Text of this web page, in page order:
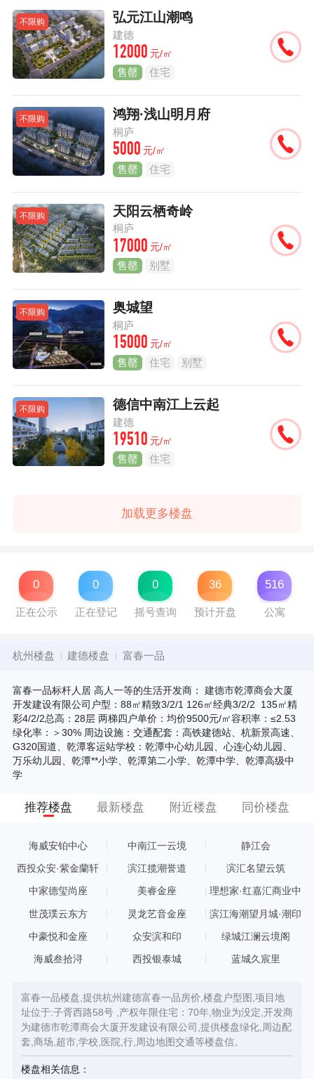
不限购 弘元江山潮鸣
建德
12000 元/㎡
售罄 住宅
不限购 鸿翔·浅山明月府
桐庐
5000 元/㎡
售罄 住宅
不限购 天阳云栖奇岭
桐庐
17000 元/㎡
售罄 别墅
不限购 奥城望
桐庐
15000 元/㎡
售罄 住宅 别墅
不限购 德信中南江上云起
建德
19510 元/㎡
售罄 住宅
加载更多楼盘
0
正在公示
0
正在登记
0
摇号查询
36
预计开盘
516
公寓
杭州楼盘 建德楼盘 富春一品
富春一品标杆人居 高人一等的生活开发商： 建德市乾潭商会大厦
开发建设有限公司户型：88㎡精致3/2/1 126㎡经典3/2/2 135㎡精
彩4/2/2总高：28层 两梯四户单价：均价9500元/㎡容积率：≤2.53
绿化率：＞30% 周边设施：交通配套：高铁建德站、杭新景高速、
G320国道、乾潭客运站学校：乾潭中心幼儿园、心连心幼儿园、
万乐幼儿园、乾潭**小学、乾潭第二小学、乾潭中学、乾潭高级中
学
推荐楼盘 最新楼盘 附近楼盘 同价楼盘
海威安铂中心 中南江一云境 静江会
西投众安·紫金蘭轩 滨江揽潮誉道 滨汇名望云筑
中家德玺尚座 美睿金座
理想家·红嘉汇商业中
世茂璞云东方 灵龙艺音金座 滨江海潮望月城·潮印
中豪悦和金座 众安滨和印 绿城江澜云境阁
海威叁拾浔 西投银泰城 蓝城久宸里
富春一品楼盘,提供杭州建德富春一品房价,楼盘户型图,项目地
址位于:子胥西路58号 ,产权年限住宅：70年,物业为没定,开发商
为建德市乾潭商会大厦开发建设有限公司,提供楼盘绿化,周边配
套,商场,超市,学校,医院,行,周边地图交通等楼盘信。
楼盘相关信息：